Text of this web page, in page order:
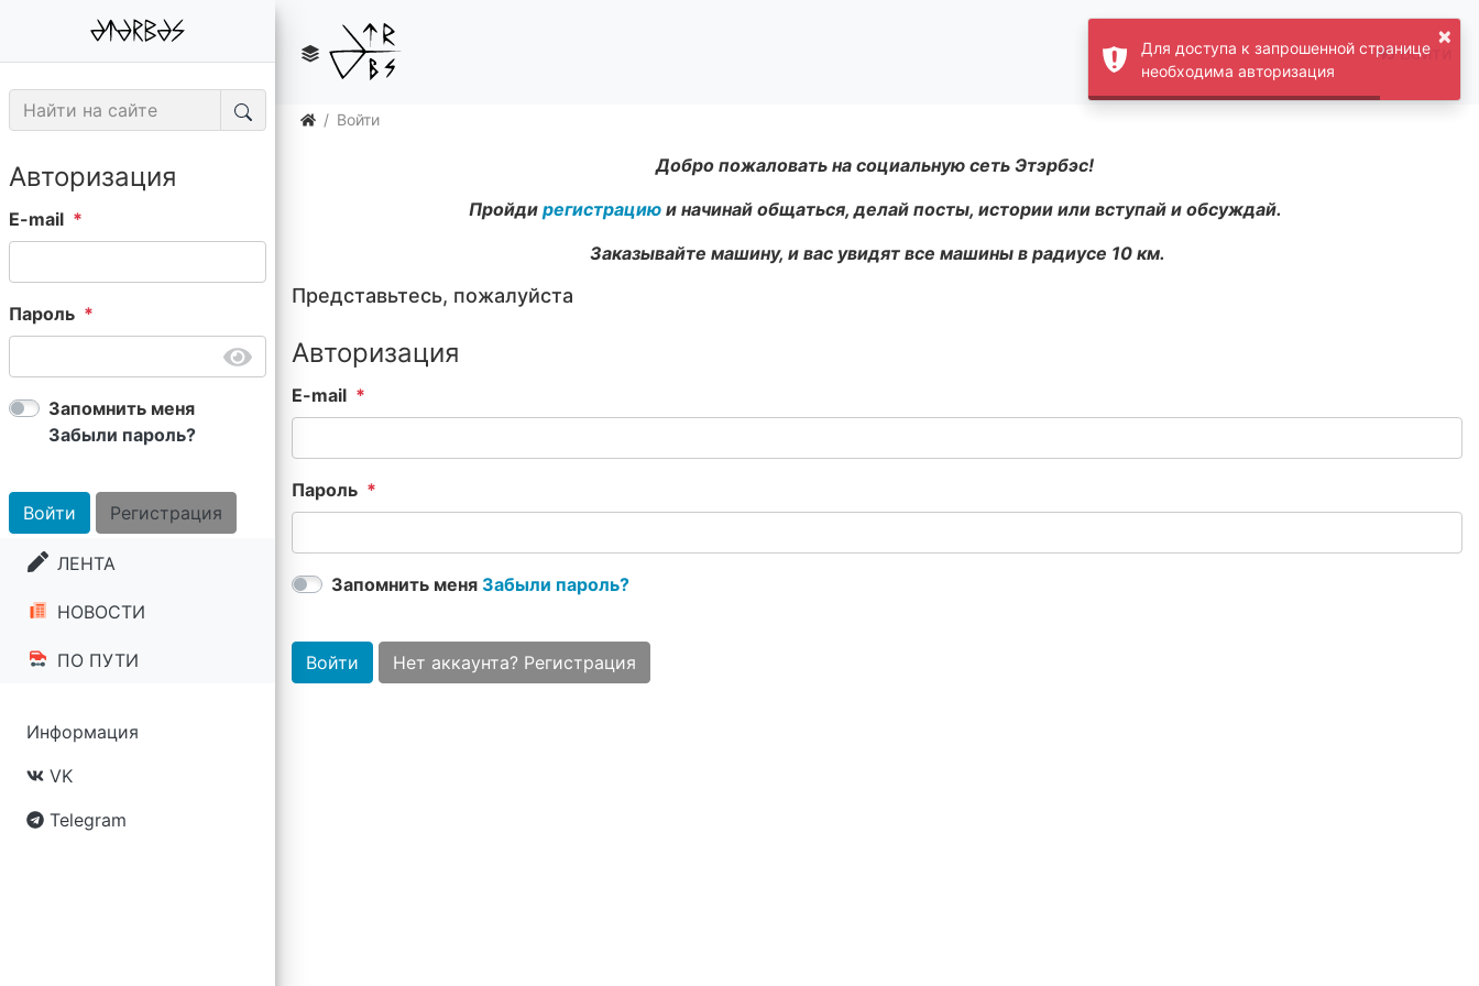
Войти
Авторизация
E-mail
Пароль
Запомнить меня
Забыли пароль?
Войти Регистрация
ЛЕНТА
НОВОСТИ
ПО ПУТИ
Информация
VK
Telegram
Войти
Добро пожаловать на социальную сеть Этэрбэс!
Пройди регистрацию и начинай общаться, делай посты, истории или вступай и обсуждай.
Заказывайте машину, и вас увидят все машины в радиусе 10 км.
Представьтесь, пожалуйста
Авторизация
E-mail
Пароль
Запомнить меня Забыли пароль?
Войти Нет аккаунта? Регистрация
×
Для доступа к запрошенной странице
необходима авторизация